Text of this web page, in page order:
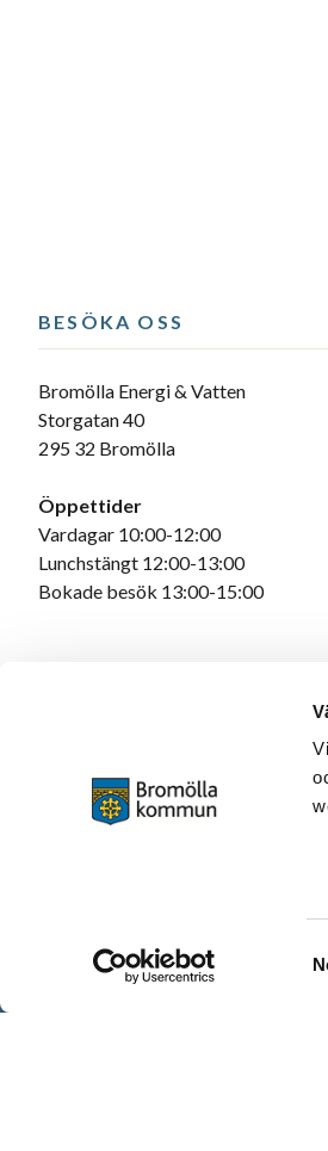
BESÖKA OSS
Bromölla Energi & Vatten
Storgatan 40
295 32 Bromölla
Öppettider
Vardagar 10:00-12:00
Lunchstängt 12:00-13:00
Bokade besök 13:00-15:00